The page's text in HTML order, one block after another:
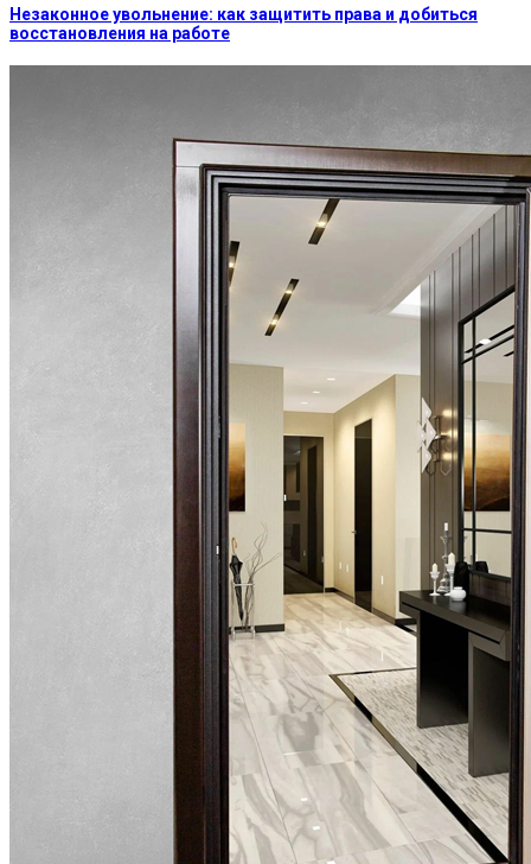
Незаконное увольнение: как защитить права и добиться
восстановления на работе